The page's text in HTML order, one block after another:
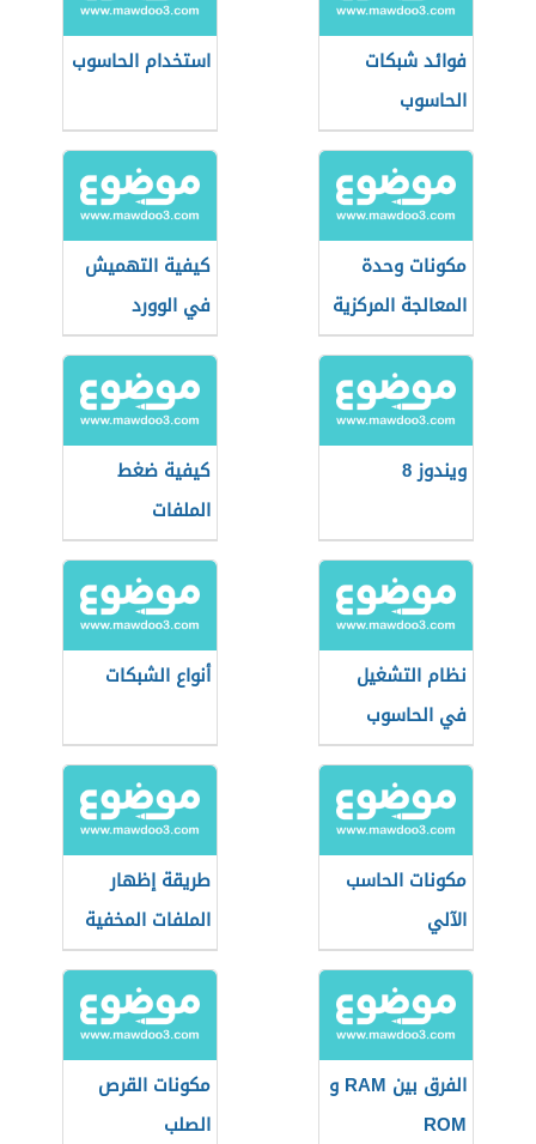
فوائد شبكات
الحاسوب
استخدام الحاسوب
مكونات وحدة
المعالجة المركزية
كيفية التهميش
في الوورد
ويندوز 8
كيفية ضغط
الملفات
نظام التشغيل
في الحاسوب
أنواع الشبكات
مكونات الحاسب
الآلي
طريقة إظهار
الملفات المخفية
الفرق بين RAM و
ROM
مكونات القرص
الصلب